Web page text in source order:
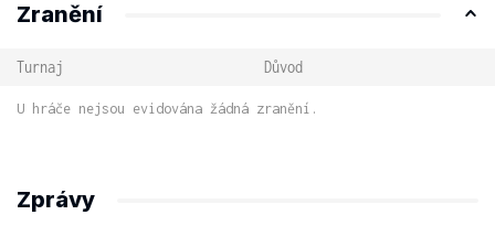
Zranění
Turnaj Důvod
U hráče nejsou evidována žádná zranění.
Zprávy